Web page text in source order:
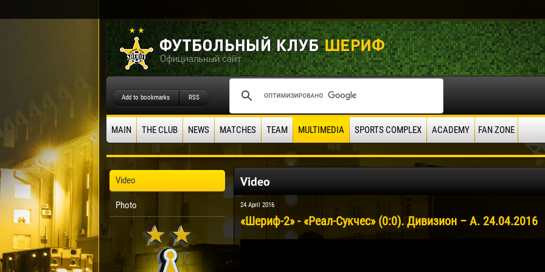
Add to bookmarks RSS
MAIN THE CLUB NEWS MATCHES TEAM MULTIMEDIA SPORTS COMPLEX ACADEMY FAN ZONE
Video
Photo
Video
24 April 2016
«Шериф-2» - «Реал-Сукчес» (0:0). Дивизион – А. 24.04.2016